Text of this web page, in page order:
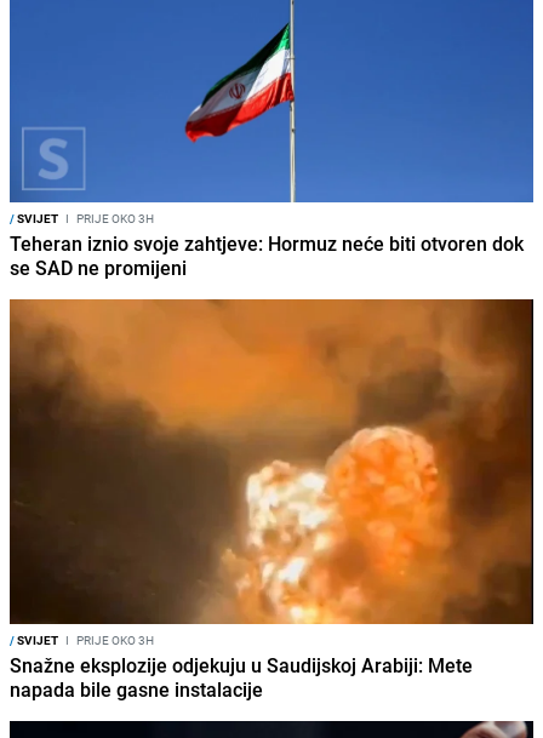
/SVIJET I PRIJE OKO 3H
Teheran iznio svoje zahtjeve: Hormuz neće biti otvoren dok
se SAD ne promijeni
/SVIJET I PRIJE OKO 3H
Snažne eksplozije odjekuju u Saudijskoj Arabiji: Mete
napada bile gasne instalacije